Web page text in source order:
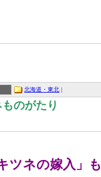
北海道・東北 |
のがたり
ツネの嫁入」